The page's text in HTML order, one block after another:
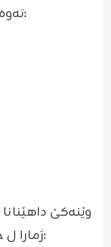
تەوەرێن پڕۆجێکتێن داهێنەران:
وێنەکێ
ژمارا ل خوارێ یا واتس ئاپی فرێکە: